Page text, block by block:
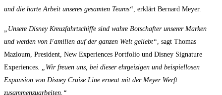
und die harte Arbeit unseres gesamten Teams“ , erklärt Bernard Meyer.
„Unsere Disney Kreuzfahrtschiffe sind wahre Botschafter unserer Marken
und werden von Familien auf der ganzen Welt geliebt“ , sagt Thomas
Mazloum, President, New Experiences Portfolio und Disney Signature
Experiences.
„Wir freuen uns, bei dieser ehrgeizigen und beispiellosen
Expansion von Disney Cruise Line erneut mit der Meyer Werft
zusammenzuarbeiten.“